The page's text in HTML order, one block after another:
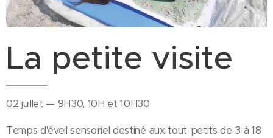
La petite visite
02 juillet — 9H30, 10H et 10H30
Temps d'éveil sensoriel destiné aux tout-petits de 3 à 18